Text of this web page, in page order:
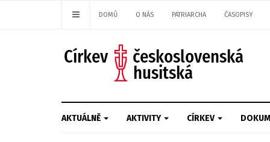
DOMŮ O NÁS PATRIARCHA ČASOPISY
AKTUÁLNĚ AKTIVITY CÍRKEV